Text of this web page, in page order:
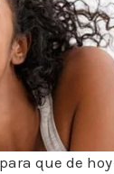
que de